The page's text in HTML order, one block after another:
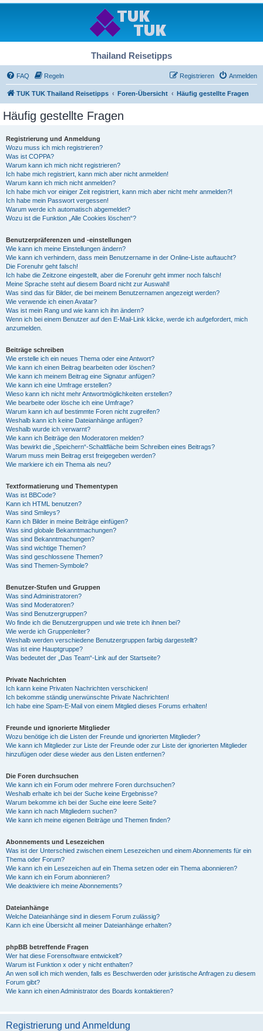
Thailand Reisetipps
FAQ Regeln Anmelden
Registrieren
TUK TUK Thailand Reisetipps Foren-Übersicht Häufig gestellte Fragen
Häufig gestellte Fragen
Registrierung und Anmeldung
Wozu muss ich mich registrieren?
Was ist COPPA?
Warum kann ich mich nicht registrieren?
Ich habe mich registriert, kann mich aber nicht anmelden!
Warum kann ich mich nicht anmelden?
Ich habe mich vor einiger Zeit registriert, kann mich aber nicht mehr anmelden?!
Ich habe mein Passwort vergessen!
Warum werde ich automatisch abgemeldet?
Wozu ist die Funktion „Alle Cookies löschen“?
Benutzerpräferenzen und -einstellungen
Wie kann ich meine Einstellungen ändern?
Wie kann ich verhindern, dass mein Benutzername in der Online-Liste auftaucht?
Die Forenuhr geht falsch!
Ich habe die Zeitzone eingestellt, aber die Forenuhr geht immer noch falsch!
Meine Sprache steht auf diesem Board nicht zur Auswahl!
Was sind das für Bilder, die bei meinem Benutzernamen angezeigt werden?
Wie verwende ich einen Avatar?
Was ist mein Rang und wie kann ich ihn ändern?
Wenn ich bei einem Benutzer auf den E-Mail-Link klicke, werde ich aufgefordert, mich
anzumelden.
Beiträge schreiben
Wie erstelle ich ein neues Thema oder eine Antwort?
Wie kann ich einen Beitrag bearbeiten oder löschen?
Wie kann ich meinem Beitrag eine Signatur anfügen?
Wie kann ich eine Umfrage erstellen?
Wieso kann ich nicht mehr Antwortmöglichkeiten erstellen?
Wie bearbeite oder lösche ich eine Umfrage?
Warum kann ich auf bestimmte Foren nicht zugreifen?
Weshalb kann ich keine Dateianhänge anfügen?
Weshalb wurde ich verwarnt?
Wie kann ich Beiträge den Moderatoren melden?
Was bewirkt die „Speichern“-Schaltfläche beim Schreiben eines Beitrags?
Warum muss mein Beitrag erst freigegeben werden?
Wie markiere ich ein Thema als neu?
Textformatierung und Thementypen
Was ist BBCode?
Kann ich HTML benutzen?
Was sind Smileys?
Kann ich Bilder in meine Beiträge einfügen?
Was sind globale Bekanntmachungen?
Was sind Bekanntmachungen?
Was sind wichtige Themen?
Was sind geschlossene Themen?
Was sind Themen-Symbole?
Benutzer-Stufen und Gruppen
Was sind Administratoren?
Was sind Moderatoren?
Was sind Benutzergruppen?
Wo finde ich die Benutzergruppen und wie trete ich ihnen bei?
Wie werde ich Gruppenleiter?
Weshalb werden verschiedene Benutzergruppen farbig dargestellt?
Was ist eine Hauptgruppe?
Was bedeutet der „Das Team“-Link auf der Startseite?
Private Nachrichten
Ich kann keine Privaten Nachrichten verschicken!
Ich bekomme ständig unerwünschte Private Nachrichten!
Ich habe eine Spam-E-Mail von einem Mitglied dieses Forums erhalten!
Freunde und ignorierte Mitglieder
Wozu benötige ich die Listen der Freunde und ignorierten Mitglieder?
Wie kann ich Mitglieder zur Liste der Freunde oder zur Liste der ignorierten Mitglieder
hinzufügen oder diese wieder aus den Listen entfernen?
Die Foren durchsuchen
Wie kann ich ein Forum oder mehrere Foren durchsuchen?
Weshalb erhalte ich bei der Suche keine Ergebnisse?
Warum bekomme ich bei der Suche eine leere Seite?
Wie kann ich nach Mitgliedern suchen?
Wie kann ich meine eigenen Beiträge und Themen finden?
Abonnements und Lesezeichen
Was ist der Unterschied zwischen einem Lesezeichen und einem Abonnements für ein
Thema oder Forum?
Wie kann ich ein Lesezeichen auf ein Thema setzen oder ein Thema abonnieren?
Wie kann ich ein Forum abonnieren?
Wie deaktiviere ich meine Abonnements?
Dateianhänge
Welche Dateianhänge sind in diesem Forum zulässig?
Kann ich eine Übersicht all meiner Dateianhänge erhalten?
phpBB betreffende Fragen
Wer hat diese Forensoftware entwickelt?
Warum ist Funktion x oder y nicht enthalten?
An wen soll ich mich wenden, falls es Beschwerden oder juristische Anfragen zu diesem
Forum gibt?
Wie kann ich einen Administrator des Boards kontaktieren?
Registrierung und Anmeldung